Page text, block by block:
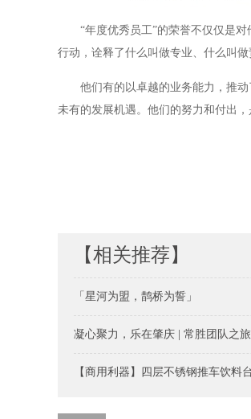
“年度优秀员工”的荣誉不仅仅是
行动，诠释了什么叫做专业、什么叫做
他们有的以卓越的业务能力，推
未有的发展机遇。他们的努力和付出
【相关推荐】
「星河为盟，鹊桥为誓」
凝心聚力，乐在肇庆 | 常胜团队之
【商用利器】四层不锈钢推车饮料